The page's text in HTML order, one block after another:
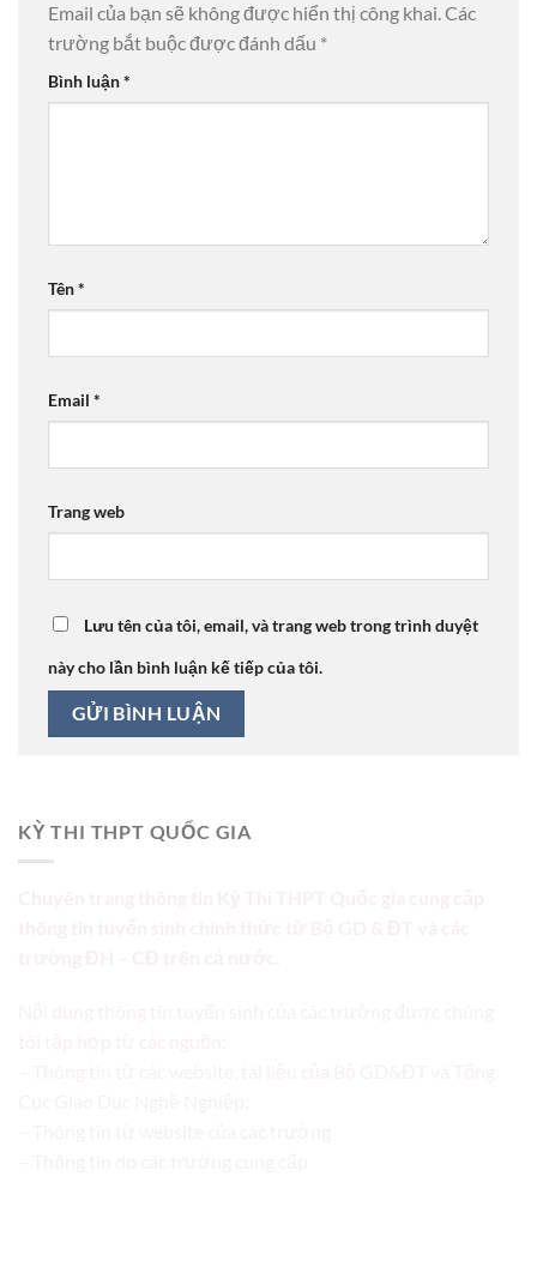
Email của bạn sẽ không được hiển thị công khai.Các
trường bắt buộc được đánh dấu *
Bình luận*
Tên*
Email *
Trang web
Lưu tên của tôi, email, và trang web trong trình duyệt
này cho lần bình luận kế tiếp của tôi.
KỲ THI THPT QUỐC GIA